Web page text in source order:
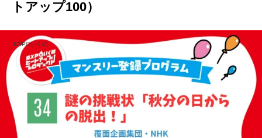
トアップ100）
EXPOいくの